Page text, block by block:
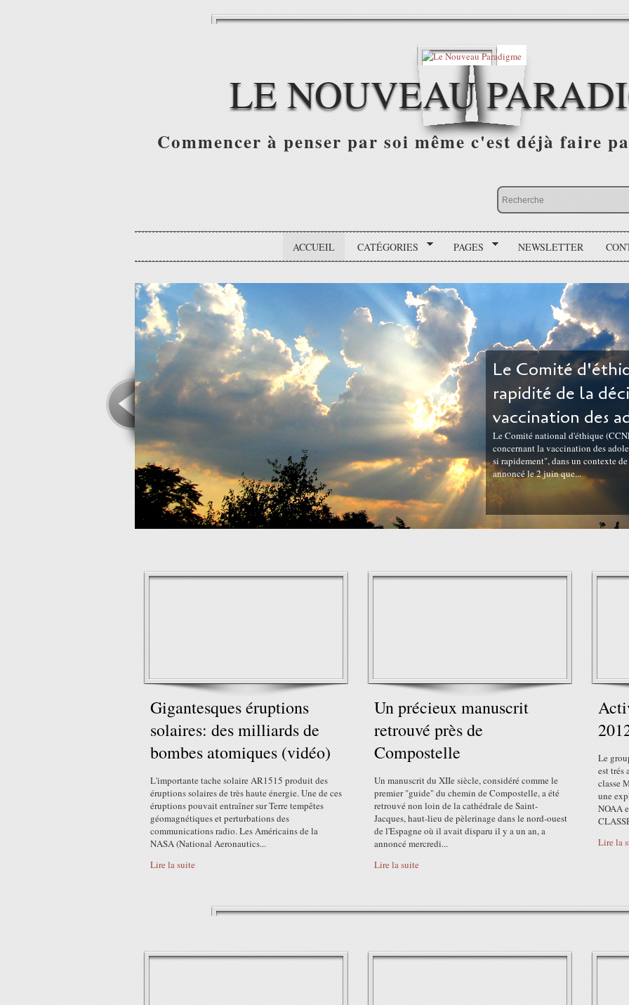
LE NOUVEAU
Commencer à penser par soi même c'est déjà faire
ACCUEIL CATÉGORIES PAGES NEWSLETTER
Le Comité
rapidité de la
vaccination des
Le Comité national d'éthique
concernant la vaccination des
si rapidement", dans un contexte
annoncé le 2 juin que...
Gigantesques éruptions
solaires: des milliards de
bombes atomiques (vidéo)
L'importante tache solaire AR1515 produit des
éruptions solaires de très haute énergie. Une de ces
éruptions pouvait entraîner sur Terre tempêtes
géomagnétiques et perturbations des
communications radio. Les Américains de la
NASA (National Aeronautics...
Lire la suite
Un précieux manuscrit
retrouvé près de
Compostelle
Un manuscrit du XIIe siècle, considéré comme le
premier "guide" du chemin de Compostelle, a été
retrouvé non loin de la cathédrale de Saint-
Jacques, haut-lieu de pèlerinage dans le nord-ouest
de l'Espagne où il avait disparu il y a un an, a
annoncé mercredi...
Lire la suite
Le
est trés
classe
une
NOAA
Lire la